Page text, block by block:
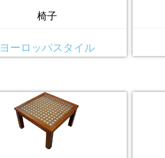
椅子
ヨーロッパスタイル